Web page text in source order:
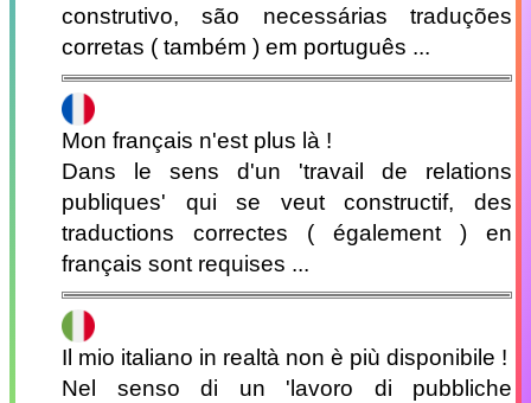
construtivo, são necessárias traduções
corretas ( também ) em português ...
Mon français n'est plus là !
Dans le sens d'un 'travail de relations
publiques' qui se veut constructif, des
traductions correctes ( également ) en
français sont requises ...
Il mio italiano in realtà non è più disponibile !
Nel senso di un 'lavoro di pubbliche